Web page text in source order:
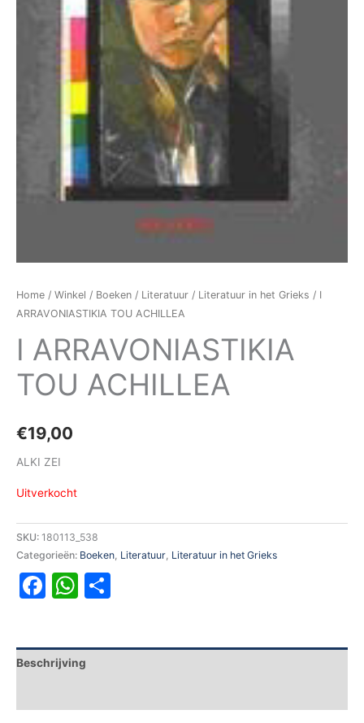
Home / Winkel / Boeken / Literatuur / Literatuur in het Grieks / I
ARRAVONIASTIKIA TOU ACHILLEA
I ARRAVONIASTIKIA
TOU ACHILLEA
€19,00
ALKI ZEI
Uitverkocht
SKU: 180113_538
Categorieën: Boeken, Literatuur, Literatuur in het Grieks
Facebook
WhatsApp
Beschrijving